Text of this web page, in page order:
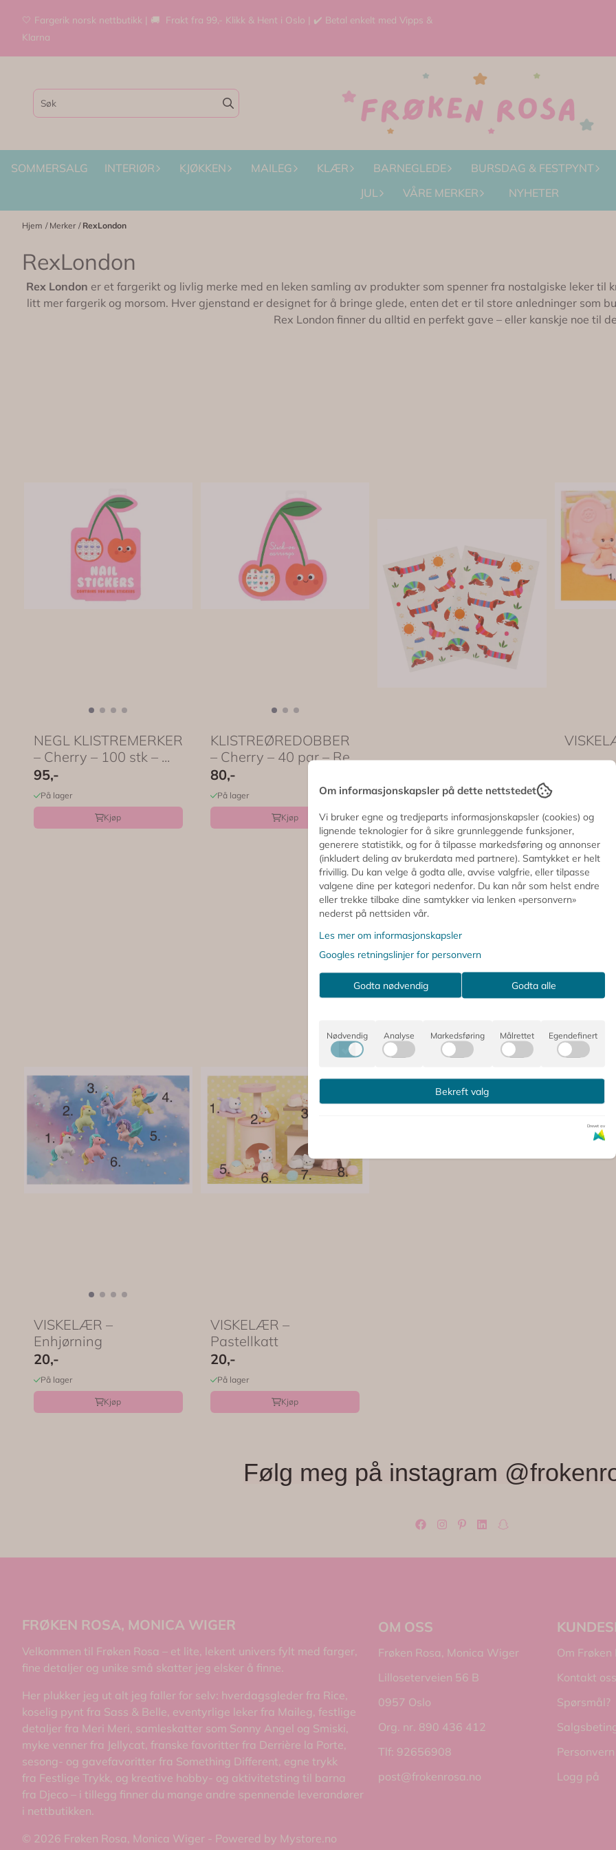
Hopp til innhold
🤍 Fargerik norsk nettbutikk | 🚚 Frakt fra 99,- Klikk & Hent i Oslo | ✔️ Betal enkelt med Vipps &
Klarna
SOMMERSALG INTERIØR KJØKKEN MAILEG KLÆR BARNEGLEDE
BURSDAG & FESTPYNT
JUL
VÅRE MERKER NYHETER
Hjem / Merker / RexLondon
RexLondon
Rex London er et fargerikt og livlig merke med en leken samling av produkter som spenner fra nostalgiske leker
litt mer fargerik og morsom. Hver gjenstand er designet for å bringe glede, enten det er til store anledninger som
Rex London finner du alltid en perfekt gave – eller kanskje noe til
NEGL KLISTREMERKER
– Cherry – 100 stk – ...
95,-
På lager
Kjøp
KLISTREØREDOBBER
– Cherry – 40 par – Rex
...
80,-
På lager
Kjøp
TATOVERING –
Dachshund – Rex
London
50,-
På lager
Kjøp
VISKELÆR –
Enhjørning
20,-
På lager
Kjøp
VISKELÆR –
Pastellkatt
20,-
På lager
Kjøp
Følg meg på instagram
FRØKEN ROSA, MONICA WIGER
Velkommen til Frøken Rosa – et lite, lekent univers fylt med farger,
fine detaljer og unike små skatter jeg elsker å finne.
Her plukker jeg ut alt jeg faller for selv: hverdagsgleder fra Rice,
koselig pynt fra Sass & Belle, eventyrlige leker fra Maileg, festlige
detaljer fra Meri Meri, samleskatter som Sonny Angel og Smiski,
myke venner fra Jellycat, franske favoritter fra Derrière la Porte,
sesong- og gavefavoritter fra Something Different, egne trykk
fra Festlige Trykk, og kreative hobby- og aktivitetsting til barna
fra Djeco – i tillegg finner du mange andre spennende leverandører
i nettbutikken.
© 2026 Frøken Rosa, Monica Wiger - Powered by Mystore.no
OM OSS
Frøken Rosa, Monica Wiger
Lilloseterveien 56 B
0957 Oslo
Org. nr. 890 436 412
Tlf: 92656908
post@frokenrosa.no
Om Frøken
Kontakt oss
Spørsmål?
Personvern
Logg på
Om informasjonskapsler på dette nettstedet
Vi bruker egne og tredjeparts informasjonskapsler (cookies) og
lignende teknologier for å sikre grunnleggende funksjoner,
generere statistikk, og for å tilpasse markedsføring og annonser
(inkludert deling av brukerdata med partnere). Samtykket er helt
frivillig. Du kan velge å godta alle, avvise valgfrie, eller tilpasse
valgene dine per kategori nedenfor. Du kan når som helst endre
eller trekke tilbake dine samtykker via lenken «personvern»
nederst på nettsiden vår.
Les mer om informasjonskapsler
Googles retningslinjer for personvern
Godta nødvendig Godta alle
Nødvendig Analyse Markedsføring Målrettet Egendefinert
Bekreft valg
Drevet av